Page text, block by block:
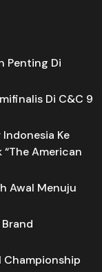
Penting Di
Di C&C 9
Ke
American
Awal Menuju
Championship